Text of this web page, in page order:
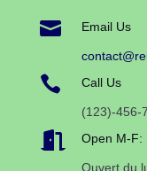
 Email Us
 Call Us
(123)-456-
 Open M-F:
Ouvert du